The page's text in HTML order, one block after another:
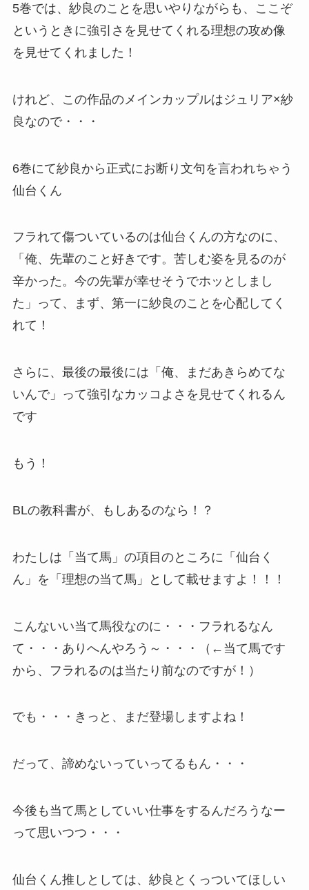
5巻では、紗良のことを思いやりながらも、ここぞ
というときに強引さを見せてくれる理想の攻め像
を見せてくれました！
けれど、この作品のメインカップルはジュリア×紗
良なので・・・
6巻にて紗良から正式にお断り文句を言われちゃう
仙台くん
フラれて傷ついているのは仙台くんの方なのに、
「俺、先輩のこと好きです。苦しむ姿を見るのが
辛かった。今の先輩が幸せそうでホッとしまし
た」って、まず、第一に紗良のことを心配してく
れて！
さらに、最後の最後には「俺、まだあきらめてな
いんで」って強引なカッコよさを見せてくれるん
です
もう！
BLの教科書が、もしあるのなら！？
わたしは「当て馬」の項目のところに「仙台く
ん」を「理想の当て馬」として載せますよ！！！
こんないい当て馬役なのに・・・フラれるなん
て・・・ありへんやろう～・・・（←当て馬です
から、フラれるのは当たり前なのですが！）
でも・・・きっと、まだ登場しますよね！
だって、諦めないっていってるもん・・・
今後も当て馬としていい仕事をするんだろうなー
って思いつつ・・・
仙台くん推しとしては、紗良とくっついてほしい